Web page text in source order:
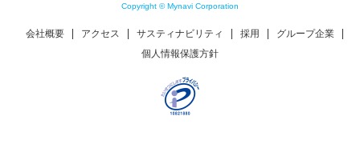
Copyright © Mynavi Corporation
会社概要 アクセス サスティナビリティ 採用
グループ企業
個人情報保護方針